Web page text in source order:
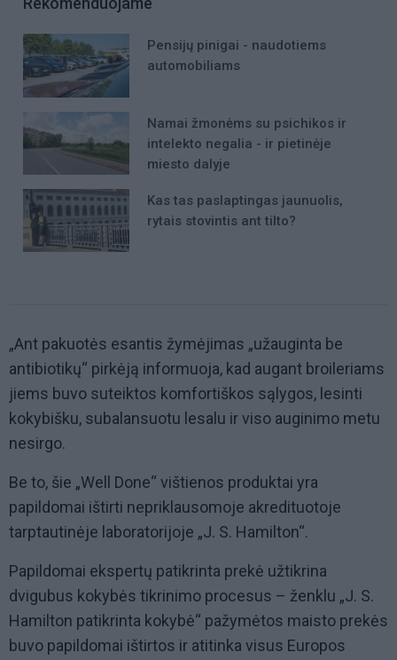
Pensijų pinigai - naudotiems
automobiliams
Namai žmonėms su psichikos ir
intelekto negalia - ir pietinėje
miesto dalyje
Kas tas paslaptingas jaunuolis,
rytais stovintis ant tilto?
„Ant pakuotės esantis žymėjimas „užauginta be
antibiotikų“ pirkėją informuoja, kad augant broileriams
jiems buvo suteiktos komfortiškos sąlygos, lesinti
kokybišku, subalansuotu lesalu ir viso auginimo metu
nesirgo.
Be to, šie „Well Done“ vištienos produktai yra
papildomai ištirti nepriklausomoje akredituotoje
tarptautinėje laboratorijoje „J. S. Hamilton“.
Papildomai ekspertų patikrinta prekė užtikrina
dvigubus kokybės tikrinimo procesus – ženklu „J. S.
Hamilton patikrinta kokybė“ pažymėtos maisto prekės
buvo papildomai ištirtos ir atitinka visus Europos